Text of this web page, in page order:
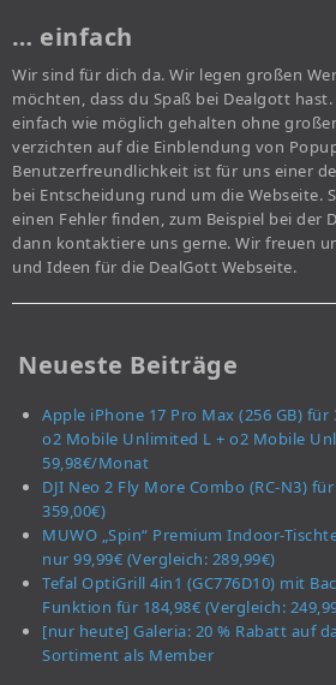
… einfach
Wir sind für dich da. Wir legen großen
möchten, dass du Spaß bei Dealgott
einfach wie möglich gehalten ohne
verzichten auf die Einblendung von
Benutzerfreundlichkeit ist für uns einer
bei Entscheidung rund um die Webseite.
einen Fehler finden, zum Beispiel bei der
dann kontaktiere uns gerne. Wir freuen
und Ideen für die DealGott Webseite.
Neueste Beiträge
Apple iPhone 17 Pro Max (256 GB)
o2 Mobile Unlimited L + o2 Mobile
59,98€/Monat
DJI Neo 2 Fly More Combo (RC-N3)
359,00€)
MUWO „Spin“ Premium Indoor-
nur 99,99€ (Vergleich: 289,99€)
Tefal OptiGrill 4in1 (GC776D10) mit
Funktion für 184,98€ (Vergleich:
[nur heute] Galeria: 20 % Rabatt auf
Sortiment als Member